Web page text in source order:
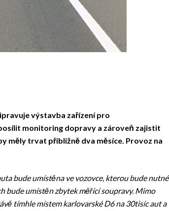
výstavba zařízení pro
monitoring dopravy a zároveň zajistit
měly trvat přibližně dva měsíce. Provoz na
bude umístěna ve vozovce, kterou bude nutné
bude umístěn zbytek měřící soupravy. Mimo
tímhle místem karlovarské D6 na 30tisíc aut a